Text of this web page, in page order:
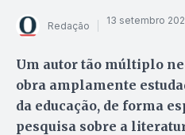
Redação 13 setembro
Um autor tão múltiplo
obra amplamente
da educação, de forma
pesquisa sobre a